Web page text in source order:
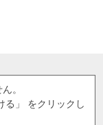
。
る」 をクリックし